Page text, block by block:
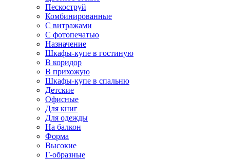
Пескоструй
Комбинированные
С витражами
С фотопечатью
Назначение
Шкафы-купе в гостиную
В коридор
В прихожую
Шкафы-купе в спальню
Детские
Офисные
Для книг
Для одежды
На балкон
Форма
Высокие
Г-образные